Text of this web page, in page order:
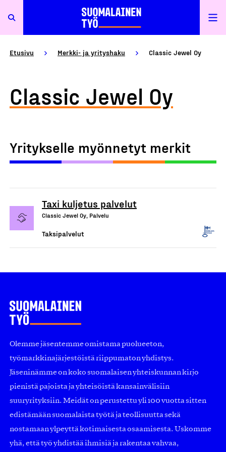
Etusivu Merkki- ja yrityshaku Classic Jewel Oy
Classic Jewel Oy
Yritykselle myönnetyt merkit
Taxi kuljetus palvelut
Classic Jewel Oy, Palvelu
Taksipalvelut
Olemme jäsentemme omistama puolueeton,
työmarkkinajärjestöistä riippumaton yhdistys.
Jäseninämme on koko suomalaisen yhteiskunnan kirjo
pienistä pajoista ja yhteisöistä kansainvälisiin
suuryrityksiin. Meidät on perustettu yli 100 vuotta sitten
edistämään suomalaista työtä ja teollisuutta sekä
nostamaan ylpeyttä kotimaisesta osaamisesta. Uskomme
yhä, että työ yhdistää ihmisiä ja rakentaa vahvaa,